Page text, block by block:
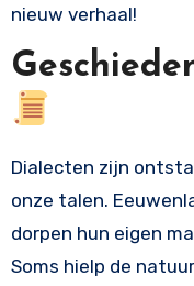
nieuw verhaal!
Dialecten zijn
onze talen.
dorpen hun eigen
Soms hielp de